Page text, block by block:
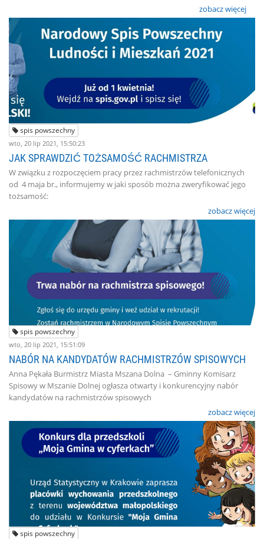
zobacz więcej
spis powszechny
wto, 20 lip 2021, 15:50:23
JAK SPRAWDZIĆ TOŻSAMOŚĆ RACHMISTRZA
W związku z rozpoczęciem pracy przez rachmistrzów telefonicznych
od 4 maja br., informujemy w jaki sposób można zweryfikować jego
tożsamość:
zobacz więcej
spis powszechny
wto, 20 lip 2021, 15:51:09
NABÓR NA KANDYDATÓW RACHMISTRZÓW SPISOWYCH
Anna Pękała Burmistrz Miasta Mszana Dolna – Gminny Komisarz
Spisowy w Mszanie Dolnej ogłasza otwarty i konkurencyjny nabór
kandydatów na rachmistrzów spisowych
zobacz więcej
spis powszechny